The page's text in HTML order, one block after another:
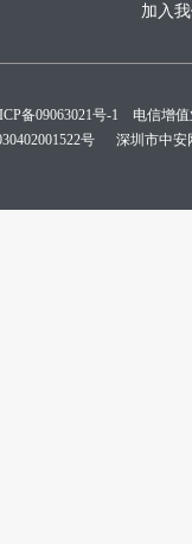
加入
备09063021号-1 电信增值
号 深圳市中安